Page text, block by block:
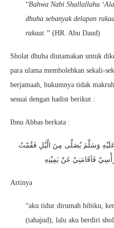
“Bahwa Nabi Shallallahu
dhuha sebanyak delapan
rakaat.” (HR. Abu Daud)
Sholat dhuha diutamakan untuk
para ulama membolehkan sekali-
berjamaah, hukumnya tidak
sesuai dengan hadist berikut :
Ibnu Abbas berkata :
عَلَيْهِ وَسَلَّمَ يُصَلِّى مِنَ الَّيْلِ فَقُمْتُ
فَاَقَامَنِيْ عَنْ يَمِيْنِهِ
Artinya
“aku tidur dirumah bibiku,
(tahajud), lalu aku berdiri